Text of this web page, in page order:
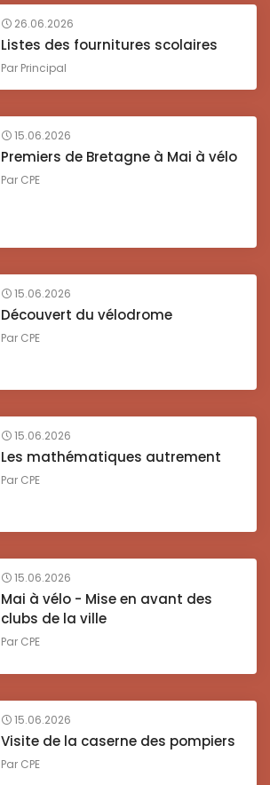
26.06.2026
Listes des fournitures scolaires
Par Principal
15.06.2026
Premiers de Bretagne à Mai à vélo
Par CPE
15.06.2026
Découvert du vélodrome
Par CPE
15.06.2026
Les mathématiques autrement
Par CPE
15.06.2026
Mai à vélo - Mise en avant des
clubs de la ville
Par CPE
15.06.2026
Visite de la caserne des pompiers
Par CPE